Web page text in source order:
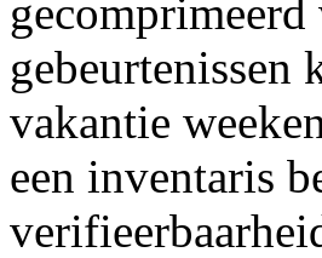
gecomprimeerd
gebeurtenissen
vakantie
een inventaris